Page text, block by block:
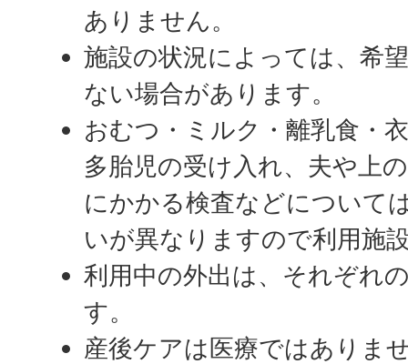
ありません。
施設の状況によっては、希
ない場合があります。
おむつ・ミルク・離乳食・
多胎児の受け入れ、夫や上
にかかる検査などについて
いが異なりますので利用施
利用中の外出は、それぞれ
す。
産後ケアは医療ではありま